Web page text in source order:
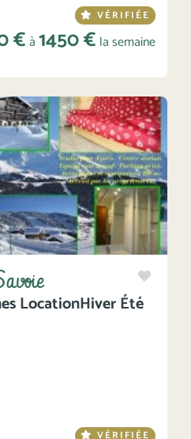
VÉRIFIÉE
€à1450 € la semaine
LocationHiver Été
VÉRIFIÉE